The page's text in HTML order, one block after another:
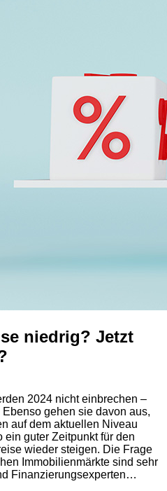
niedrig? Jetzt
2024 nicht einbrechen –
gehen sie davon aus,
auf dem aktuellen Niveau
ein guter Zeitpunkt für den
wieder steigen. Die Frage
Immobilienmärkte sind sehr
Finanzierungsexperten…